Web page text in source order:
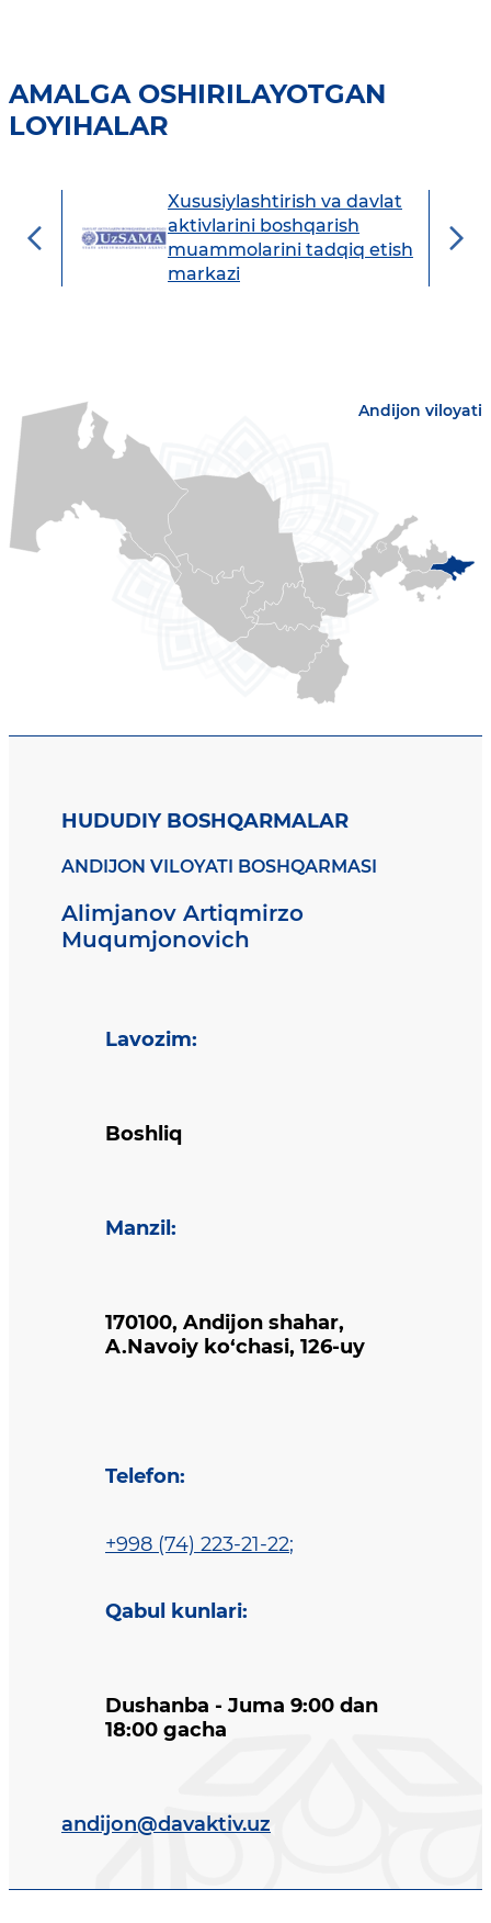
AMALGA OSHIRILAYOTGAN
LOYIHALAR
Xususiylashtirish va davlat
aktivlarini boshqarish
muammolarini tadqiq etish
markazi
Andijon viloyati
HUDUDIY BOSHQARMALAR
ANDIJON VILOYATI BOSHQARMASI
Alimjanov Artiqmirzo
Muqumjonovich
Lavozim:
Boshliq
Manzil :
170100, Andijon shahar,
A.Navoiy ko‘chasi, 126-uy
Telefon:
+998 (74) 223-21-22;
Qabul kunlari:
Dushanba - Juma 9:00 dan
18:00 gacha
andijon@davaktiv.uz